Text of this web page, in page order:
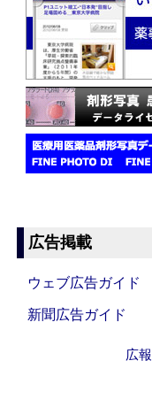
広告掲載
ウェブ広告ガイド
新聞広告ガイド
広